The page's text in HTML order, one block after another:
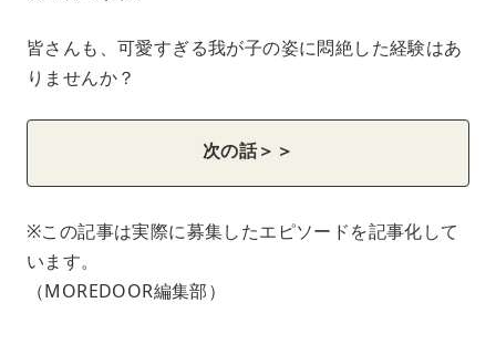
皆さんも、可愛すぎる我が子の姿に悶絶した経験はあ
りませんか？
次の話＞＞
※この記事は実際に募集したエピソードを記事化して
います。
（MOREDOOR編集部）